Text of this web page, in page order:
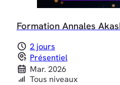
Formation Annales
2 jours
Présentiel
Mar. 2026
Tous niveaux